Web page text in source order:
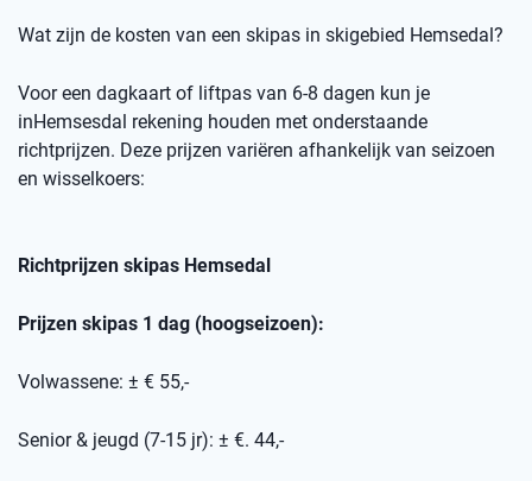
Wat zijn de kosten van een skipas in skigebied Hemsedal ?
Voor een dagkaart of liftpas van 6-8 dagen kun je
inHemsesdal rekening houden met onderstaande
richtprijzen. Deze prijzen variëren afhankelijk van seizoen
en wisselkoers:
Richtprijzen skipas Hemsedal
Prijzen skipas 1 dag (hoogseizoen):
Volwassene: ± € 55,-
Senior & jeugd (7-15 jr): ± €. 44,-